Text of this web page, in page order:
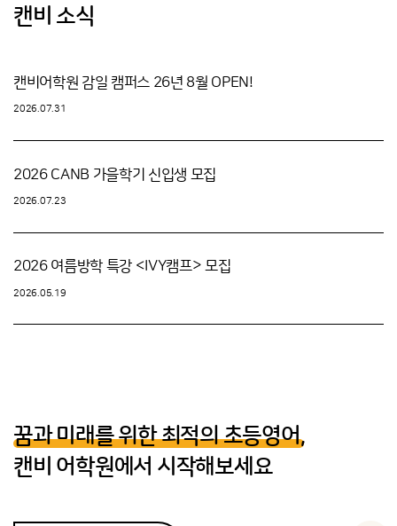
캔비 소식
캔비어학원 감일 캠퍼스 26년 8월 OPEN!
2026.07.31
2026 CANB 가을학기 신입생 모집
2026.07.23
2026 여름방학 특강 <IVY캠프> 모집
2026.05.19
꿈과 미래를 위한 최적의 초등영어,
캔비 어학원에서 시작해보세요